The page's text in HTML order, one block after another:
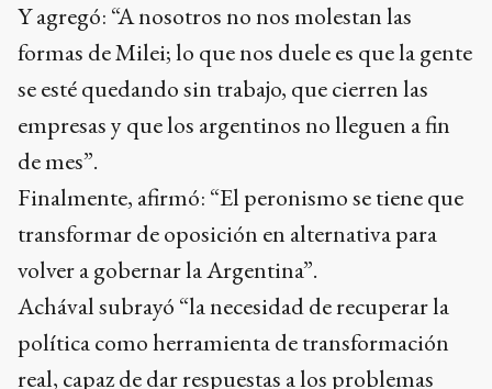
Y agregó: “A nosotros no nos molestan las
formas de Milei; lo que nos duele es que la gente
se esté quedando sin trabajo, que cierren las
empresas y que los argentinos no lleguen a fin
de mes”.
Finalmente, afirmó: “El peronismo se tiene que
transformar de oposición en alternativa para
volver a gobernar la Argentina”.
Achával subrayó “la necesidad de recuperar la
política como herramienta de transformación
real, capaz de dar respuestas a los problemas